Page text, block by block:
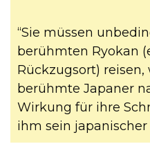
“Sie müssen
berühmten Ryokan
Rückzugsort)
berühmte Japaner
Wirkung für ihre
ihm sein japanischer